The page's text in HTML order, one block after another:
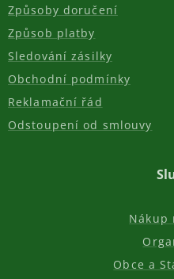
Způsoby doručení
Způsob platby
Sledování zásilky
Obchodní podmínky
Reklamační řád
Odstoupení od smlouvy
Nákup
Obce a